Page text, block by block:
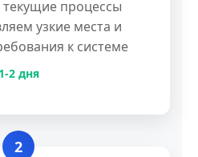
процессы
узкие места и
к системе
1-2 дня
2